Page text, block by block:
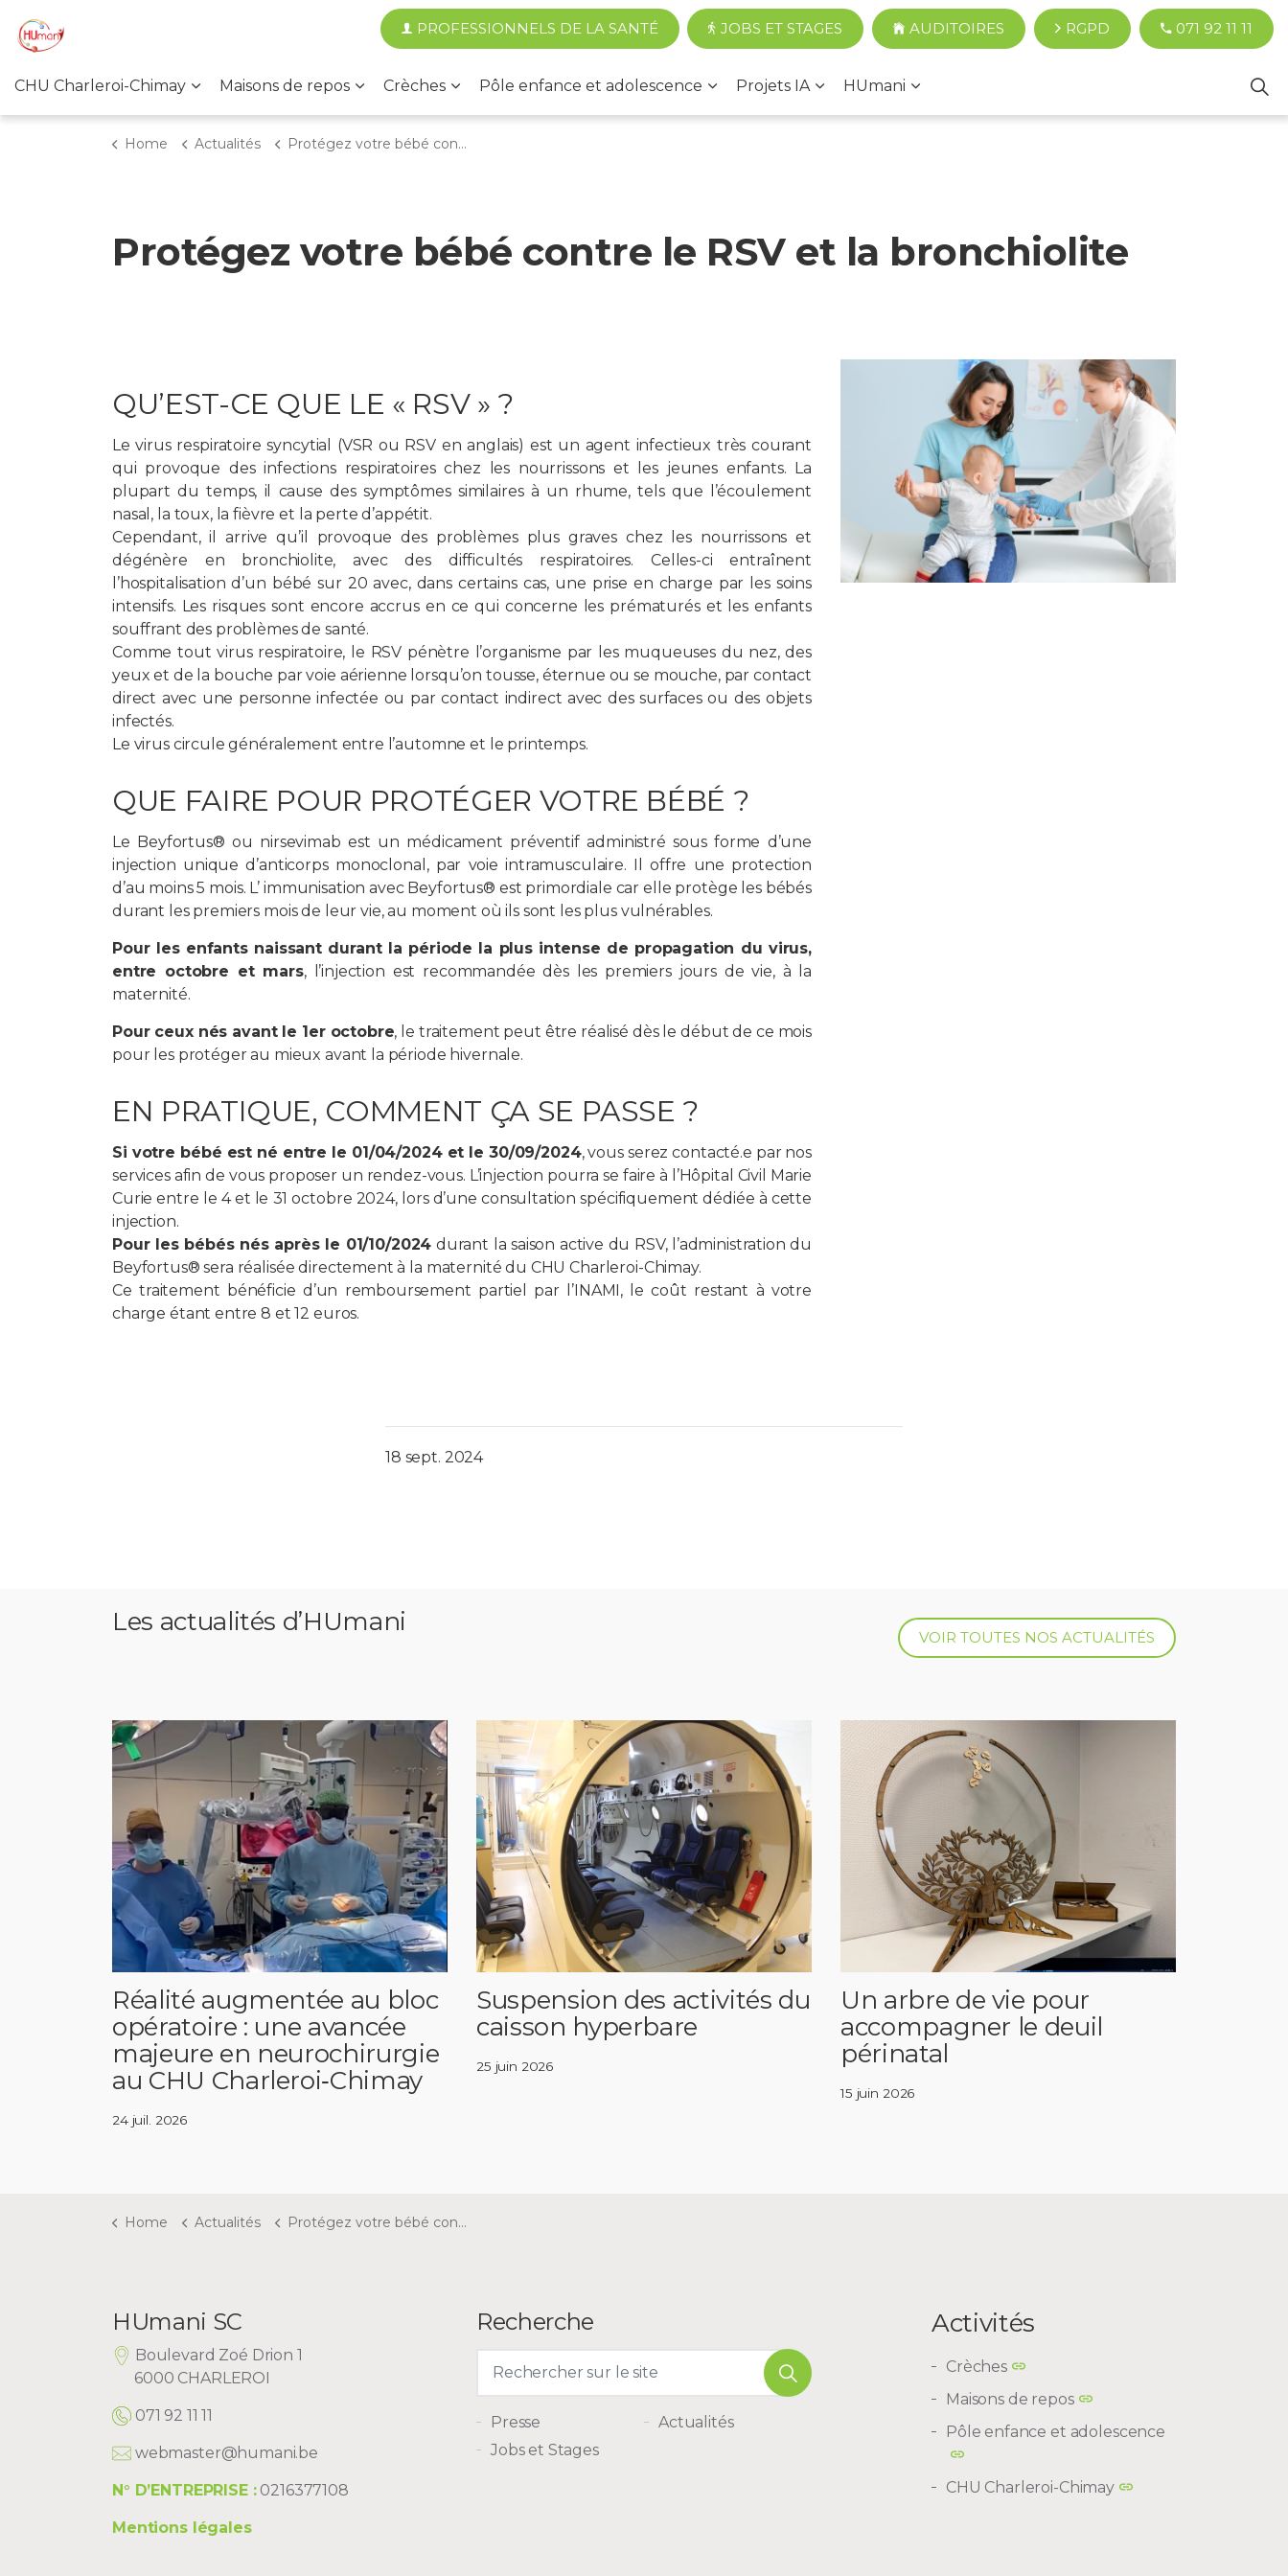
Accéder au contenu principal
CHU Charleroi-Chimay Maisons de repos Crèches Pôle enfance et adolescence Projets IA HUmani
PROFESSIONNELS DE LA SANTÉ JOBS ET STAGES AUDITOIRES RGPD 071 92 11 11
Home Actualités Protégez votre bébé contre le RSV et la bronchiolite
Protégez votre bébé contre le RSV et la bronchiolite
QU’EST-CE QUE LE « RSV » ?
Le virus respiratoire syncytial (VSR ou RSV en anglais) est un agent infectieux très courant
qui provoque des infections respiratoires chez les nourrissons et les jeunes enfants. La
plupart du temps, il cause des symptômes similaires à un rhume, tels que l’écoulement
nasal, la toux, la fièvre et la perte d’appétit.
Cependant, il arrive qu’il provoque des problèmes plus graves chez les nourrissons et
dégénère en bronchiolite, avec des difficultés respiratoires. Celles-ci entraînent
l’hospitalisation d’un bébé sur 20 avec, dans certains cas, une prise en charge par les soins
intensifs. Les risques sont encore accrus en ce qui concerne les prématurés et les enfants
souffrant des problèmes de santé.
Comme tout virus respiratoire, le RSV pénètre l’organisme par les muqueuses du nez, des
yeux et de la bouche par voie aérienne lorsqu’on tousse, éternue ou se mouche, par contact
direct avec une personne infectée ou par contact indirect avec des surfaces ou des objets
infectés.
Le virus circule généralement entre l’automne et le printemps.
QUE FAIRE POUR PROTÉGER VOTRE BÉBÉ ?
Le Beyfortus® ou nirsevimab est un médicament préventif administré sous forme d’une
injection unique d’anticorps monoclonal, par voie intramusculaire. Il offre une protection
d’au moins 5 mois. L’ immunisation avec Beyfortus® est primordiale car elle protège les bébés
durant les premiers mois de leur vie, au moment où ils sont les plus vulnérables.
Pour les enfants naissant durant la période la plus intense de propagation du virus,
entre octobre et mars, l’injection est recommandée dès les premiers jours de vie, à la
maternité.
Pour ceux nés avant le 1er octobre, le traitement peut être réalisé dès le début de ce mois
pour les protéger au mieux avant la période hivernale.
EN PRATIQUE, COMMENT ÇA SE PASSE ?
Si votre bébé est né entre le 01/04/2024 et le 30/09/2024, vous serez contacté.e par nos
services afin de vous proposer un rendez-vous. L’injection pourra se faire à l’Hôpital Civil Marie
Curie entre le 4 et le 31 octobre 2024, lors d’une consultation spécifiquement dédiée à cette
injection.
Pour les bébés nés après le 01/10/2024 durant la saison active du RSV, l’administration du
Beyfortus® sera réalisée directement à la maternité du CHU Charleroi-Chimay.
Ce traitement bénéficie d’un remboursement partiel par l’INAMI, le coût restant à votre
charge étant entre 8 et 12 euros.
18 sept. 2024
Les actualités d’HUmani
VOIR TOUTES NOS ACTUALITÉS
Réalité augmentée au bloc
opératoire : une avancée
majeure en neurochirurgie
au CHU Charleroi‑Chimay
24 juil. 2026
Suspension des activités du
caisson hyperbare
25 juin 2026
Un arbre de vie pour
accompagner le deuil
périnatal
15 juin 2026
Home Actualités Protégez votre bébé contre le RSV et la bronchiolite
HUmani SC
Boulevard Zoé Drion 1
6000 CHARLEROI
071 92 11 11
webmaster@humani.be
N° D’ENTREPRISE :0216377108
Mentions légales
Recherche
Presse
Actualités
Jobs et Stages
Activités
Crèches
Maisons de repos
Pôle enfance et adolescence
CHU Charleroi-Chimay